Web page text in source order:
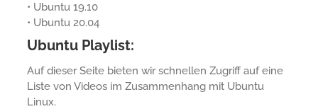
• Ubuntu 19.10
• Ubuntu 20.04
Ubuntu Playlist:
Auf dieser Seite bieten wir schnellen Zugriff auf eine
Liste von Videos im Zusammenhang mit Ubuntu
Linux.